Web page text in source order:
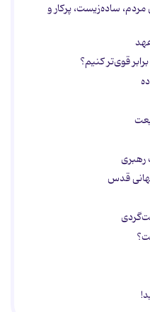
ساده‌زیست، پرکار و
رهبری
قدس